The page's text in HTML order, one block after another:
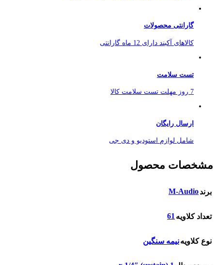
گارانتی محصولات
کالاهای آکبند دارای 12 ماه گارانتی
تست سلامت
7 روز مهلت تست سلامت کالا
ارسال رایگان
شامل لوازم استودیو و دی جی
مشخصات محصول
برندM-Audio
تعداد کلاویه61
نوع کلاویهنیمه سنگین